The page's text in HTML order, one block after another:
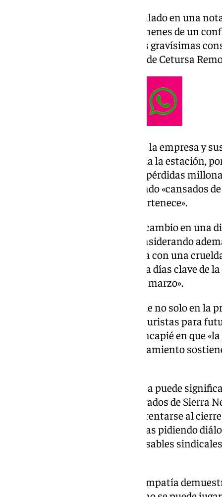
Desde esta asociación han señalado en una
trabajadores privados como «rehenes de un
«máxima preocupación ante las gravísimas
convocada por los trabajadores de Cetursa
Es «un paro que no solo afecta a la empresa y
por completo la actividad de toda la estación,
puestos de trabajo y generando pérdidas
empresarios, que se han mostrado «cansados
que han agregado que no les «pertenece».
«No podemos ser la moneda de cambio en
Cetursa y sus trabajadores», considerando
que la huelga «ha sido planteada con una
durante dos meses y afectando a días clave de
febrero y los fines de semana de marzo».
«Esto genera un daño irreparable no solo en la
también en la confianza de los turistas para
empresarios, que han hecho hincapié en que
de la zona y su correcto funcionamiento
«Para los trabajadores de Cetursa puede
empresarios y trabajadores privados de Sierra
entre salvar la temporada o enfrentarse al
para agregar que llevan «semanas pidiendo
comité de empresa y los responsables
«Esta falta de comunicación y empatía